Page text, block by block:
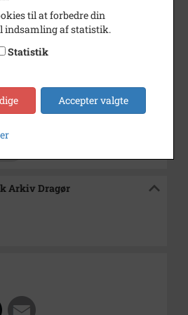
1900 - 1907
Historisk Arkiv Dragør
Arkiv Dragør
til at forbedre din
indsamling af statistik.
Statistik
Accepter valgte